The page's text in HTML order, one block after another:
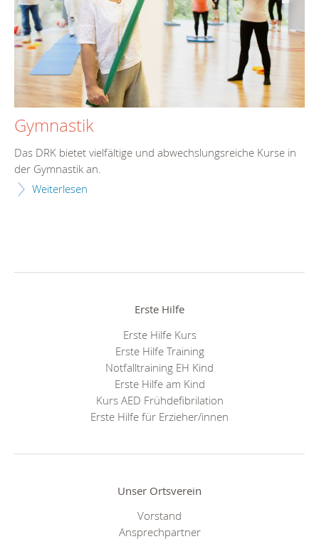
Gymnastik
Das DRK bietet vielfältige und abwechslungsreiche Kurse in
der Gymnastik an.
Weiterlesen
Erste Hilfe
Erste Hilfe Kurs
Erste Hilfe Training
Notfalltraining EH Kind
Erste Hilfe am Kind
Kurs AED Frühdefibrilation
Erste Hilfe für Erzieher/innen
Unser Ortsverein
Vorstand
Ansprechpartner